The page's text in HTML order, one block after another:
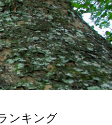
ンキング